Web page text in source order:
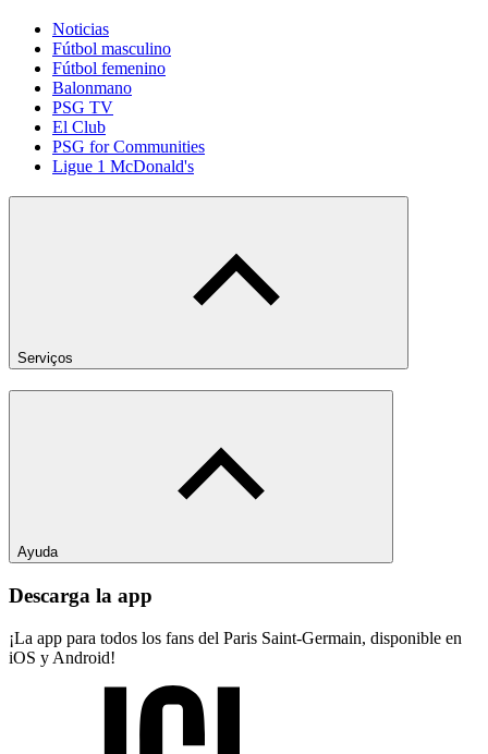
Noticias
Fútbol masculino
Fútbol femenino
Balonmano
PSG TV
El Club
PSG for Communities
Ligue 1 McDonald's
Serviços
Ayuda
Descarga la app
¡La app para todos los fans del Paris Saint-Germain, disponible en
iOS y Android!